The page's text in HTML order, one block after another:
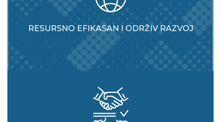
RESURSNO EFIKASAN I ODRŽIV RAZVOJ